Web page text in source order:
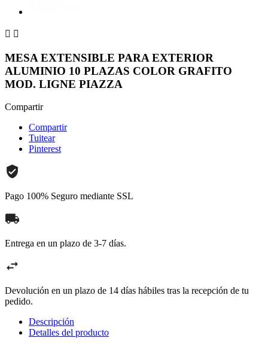
 
MESA EXTENSIBLE PARA EXTERIOR
ALUMINIO 10 PLAZAS COLOR GRAFITO
MOD. LIGNE PIAZZA
Compartir
Compartir
Tuitear
Pinterest
Pago 100% Seguro mediante SSL
Entrega en un plazo de 3-7 días.
Devolución en un plazo de 14 días hábiles tras la recepción de tu
pedido.
Descripción
Detalles del producto